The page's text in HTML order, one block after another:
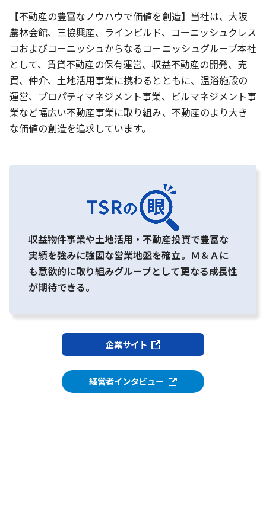
【不動産の豊富なノウハウで価値を創造】当社は、大阪
農林会館、三協興産、ラインビルド、コーニッシュクレス
コおよびコーニッシュからなるコーニッシュグループ本社
として、賃貸不動産の保有運営、収益不動産の開発、売
買、仲介、土地活用事業に携わるとともに、温浴施設の
運営、プロパティマネジメント事業、ビルマネジメント事
業など幅広い不動産事業に取り組み、不動産のより大き
な価値の創造を追求しています。
収益物件事業や土地活用・不動産投資で豊富な
実績を強みに強固な営業地盤を確立。Ｍ＆Ａに
も意欲的に取り組みグループとして更なる成長性
が期待できる。
企業サイト
経営者インタビュー